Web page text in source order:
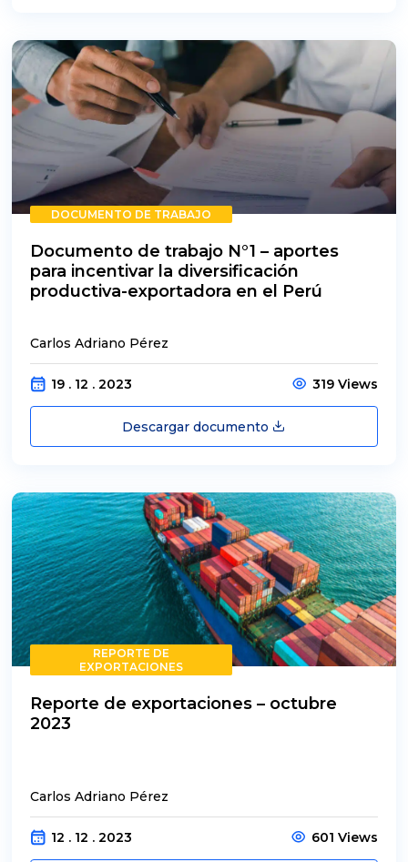
DOCUMENTO DE TRABAJO
Documento de trabajo N°1 – aportes
para incentivar la diversificación
productiva-exportadora en el Perú
Carlos Adriano Pérez
19 . 12 . 2023 319 Views
Descargar documento
REPORTE DE
EXPORTACIONES
Reporte de exportaciones – octubre
2023
Carlos Adriano Pérez
12 . 12 . 2023 601 Views